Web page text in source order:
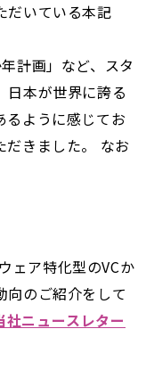
だいている本記
計画」など、スタ
日本が世界に誇る
るように感じてお
だきました。 なお
ェア特化型のVCか
向のご紹介をして
社ニュースレター